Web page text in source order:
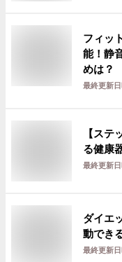
フィッ
能！静
めは？
最終更新日
【ステ
る健康
最終更新日
ダイエ
動でき
最終更新日